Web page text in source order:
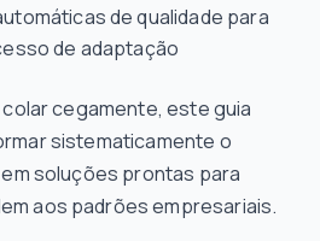
de qualidade para
de adaptação
cegamente, este guia
sistematicamente o
soluções prontas para
aos padrões empresariais.